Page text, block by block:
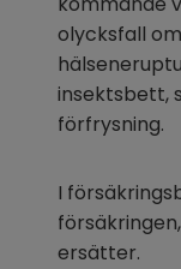
olycksfall
insektsbett,
förfrysning.
I
ersätter.